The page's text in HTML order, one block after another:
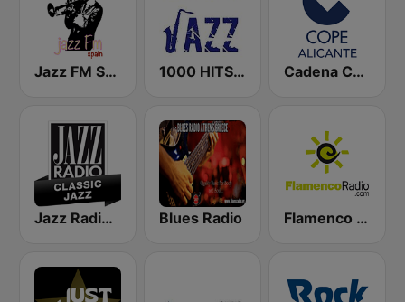
Jazz FM Spain 1000 HITS Jazz Cadena COPE Alicante
Jazz Radio Classic Jazz Blues Radio Flamenco Radio